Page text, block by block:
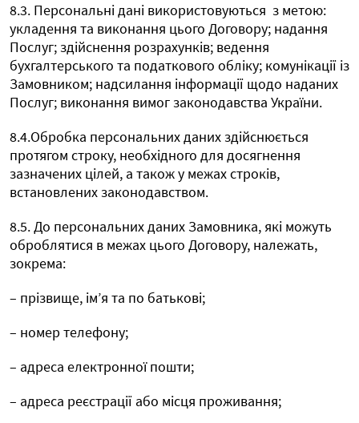
8.3. Персональні дані використовуються з метою:
укладення та виконання цього Договору; надання
Послуг; здійснення розрахунків; ведення
бухгалтерського та податкового обліку; комунікації із
Замовником; надсилання інформації щодо наданих
Послуг; виконання вимог законодавства України.
8.4.Обробка персональних даних здійснюється
протягом строку, необхідного для досягнення
зазначених цілей, а також у межах строків,
встановлених законодавством.
8.5. До персональних даних Замовника, які можуть
оброблятися в межах цього Договору, належать,
зокрема:
– прізвище, ім’я та по батькові;
– номер телефону;
– адреса електронної пошти;
– адреса реєстрації або місця проживання;